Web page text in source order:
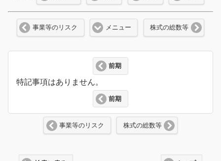
事業等のリスク メニュー 株式の総数等
前期
特記事項はありません。
前期
事業等のリスク 株式の総数等